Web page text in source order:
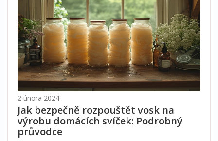
2 února 2024
Jak bezpečně rozpouštět vosk na
výrobu domácích svíček: Podrobný
průvodce